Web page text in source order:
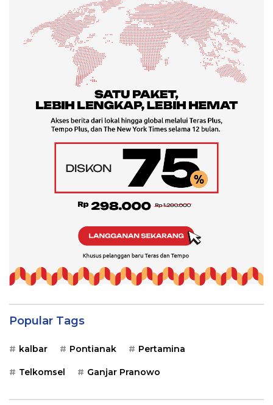
Popular Tags
kalbar Pontianak Pertamina
Telkomsel Ganjar Pranowo